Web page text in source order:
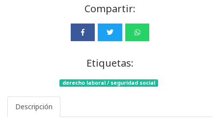
Compartir:
Etiquetas:
derecho laboral / seguridad social
Descripción